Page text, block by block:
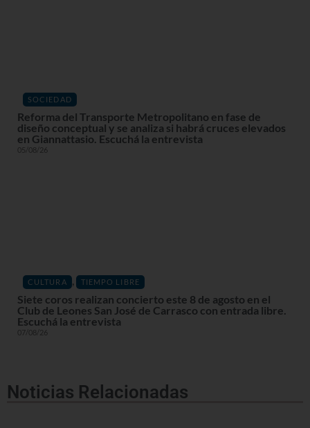
SOCIEDAD
Reforma del Transporte Metropolitano en fase de
diseño conceptual y se analiza si habrá cruces elevados
en Giannattasio. Escuchá la entrevista
05/08/26
CULTURA , TIEMPO LIBRE
Siete coros realizan concierto este 8 de agosto en el
Club de Leones San José de Carrasco con entrada libre.
Escuchá la entrevista
07/08/26
Noticias Relacionadas